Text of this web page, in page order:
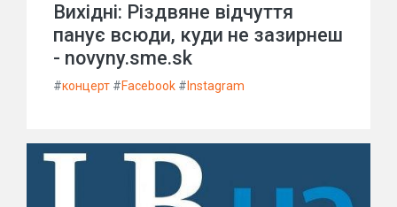
Вихідні: Різдвяне відчуття
панує всюди, куди не зазирнеш
- novyny.sme.sk
#концерт #Facebook # Instagram